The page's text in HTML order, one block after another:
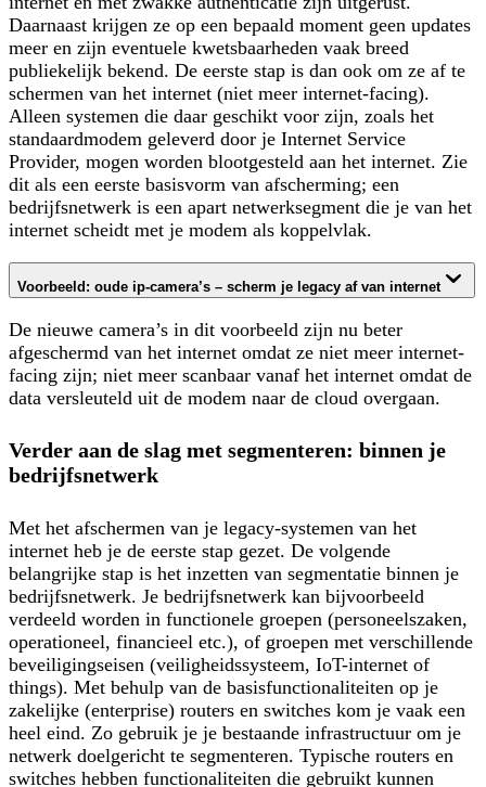
Daarnaast krijgen ze op een bepaald moment geen updates
meer en zijn eventuele kwetsbaarheden vaak breed
publiekelijk bekend. De eerste stap is dan ook om ze af te
schermen van het internet (niet meer internet-facing).
Alleen systemen die daar geschikt voor zijn, zoals het
standaardmodem geleverd door je Internet Service
Provider, mogen worden blootgesteld aan het internet. Zie
dit als een eerste basisvorm van afscherming; een
bedrijfsnetwerk is een apart netwerksegment die je van het
internet scheidt met je modem als koppelvlak.
Voorbeeld: oude ip-camera’s – scherm je legacy af van internet
De nieuwe camera’s in dit voorbeeld zijn nu beter
afgeschermd van het internet omdat ze niet meer internet-
facing zijn; niet meer scanbaar vanaf het internet omdat de
data versleuteld uit de modem naar de cloud overgaan.
Verder aan de slag met segmenteren: binnen je
bedrijfsnetwerk
Met het afschermen van je legacy-systemen van het
internet heb je de eerste stap gezet. De volgende
belangrijke stap is het inzetten van segmentatie binnen je
bedrijfsnetwerk. Je bedrijfsnetwerk kan bijvoorbeeld
verdeeld worden in functionele groepen (personeelszaken,
operationeel, financieel etc.), of groepen met verschillende
beveiligingseisen (veiligheidssysteem, IoT-internet of
things). Met behulp van de basisfunctionaliteiten op je
zakelijke (enterprise) routers en switches kom je vaak een
heel eind. Zo gebruik je je bestaande infrastructuur om je
netwerk doelgericht te segmenteren. Typische routers en
switches hebben functionaliteiten die gebruikt kunnen